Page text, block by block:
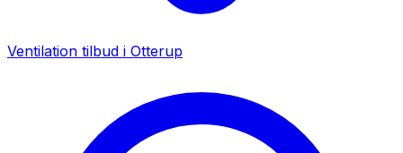
Ventilation tilbud i Otterup